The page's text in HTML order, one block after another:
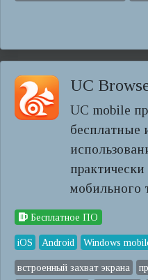
UC
UC mobile
бесплатные
мобильного
Бесплатное ПО
iOS Android Windows
встроенный захват экрана